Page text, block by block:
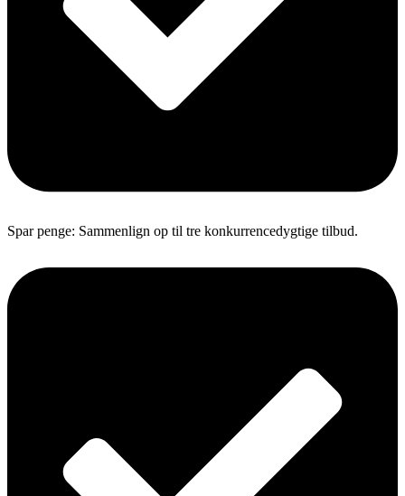
Spar penge: Sammenlign op til tre konkurrencedygtige tilbud.